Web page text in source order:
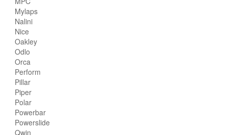
Mylaps
Nalini
Nice
Oakley
Odlo
Orca
Perform
Pillar
Piper
Polar
Powerbar
Powerslide
Qwin